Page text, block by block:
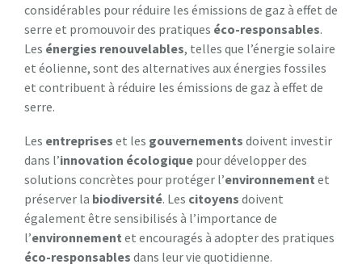
considérables pour réduire les émissions de gaz à effet de
serre et promouvoir des pratiques éco-responsables.
Les énergies renouvelables, telles que l’énergie solaire
et éolienne, sont des alternatives aux énergies fossiles
et contribuent à réduire les émissions de gaz à effet de
serre.
Les entreprises et les gouvernements doivent investir
dans l’innovation écologique pour développer des
solutions concrètes pour protéger l’environnement et
préserver la biodiversité. Les citoyens doivent
également être sensibilisés à l’importance de
l’environnement et encouragés à adopter des pratiques
éco-responsables dans leur vie quotidienne.